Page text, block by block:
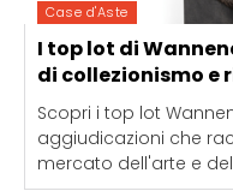
Case d'Aste
I top lot di
di collezionismo e
Scopri i top lot
aggiudicazioni che
mercato dell'arte e